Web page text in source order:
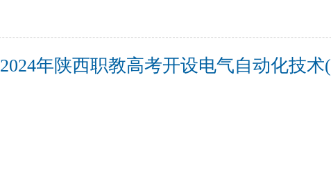
2024年陕西职教高考开设电气自动化技